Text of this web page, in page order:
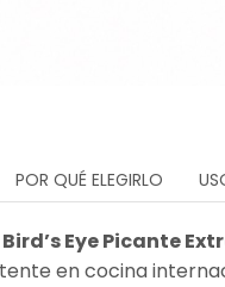
POR QUÉ ELEGIRLO
Eye Picante
en cocina